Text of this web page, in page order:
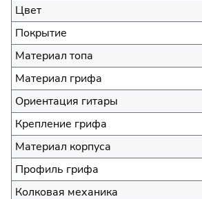
Цвет
Покрытие
Материал топа
Материал грифа
Ориентация гитары
Крепление грифа
Материал корпуса
Профиль грифа
Колковая механика